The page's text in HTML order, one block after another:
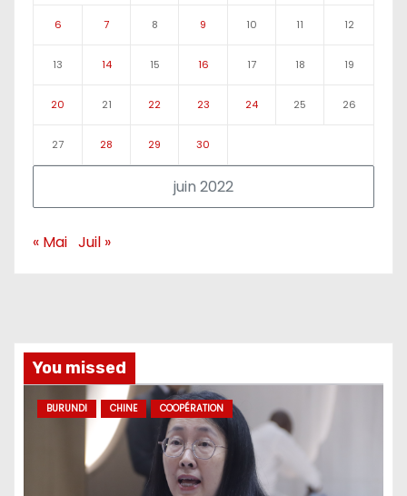
juin 2022
6 7 8 9 10 11 12
13 14 15 16 17 18 19
20 21 22 23 24 25 26
27 28 29 30
« Mai Juil »
You missed
BURUNDI CHINE COOPÉRATION